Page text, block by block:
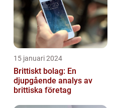
15 januari 2024
Brittiskt bolag: En
djupgående analys av
brittiska företag